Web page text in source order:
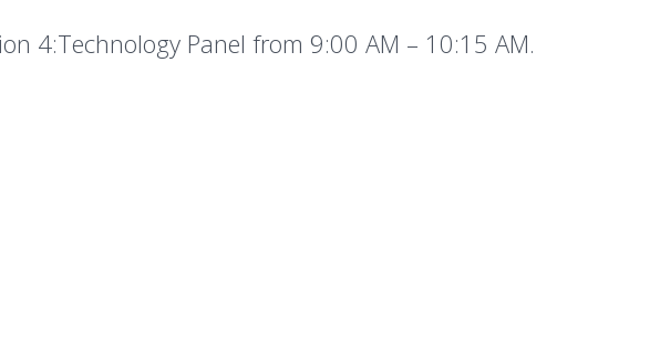
4:Technology Panel from 9:00 AM – 10:15 AM.